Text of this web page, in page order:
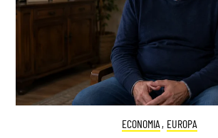
ECONOMIA , EUROPA